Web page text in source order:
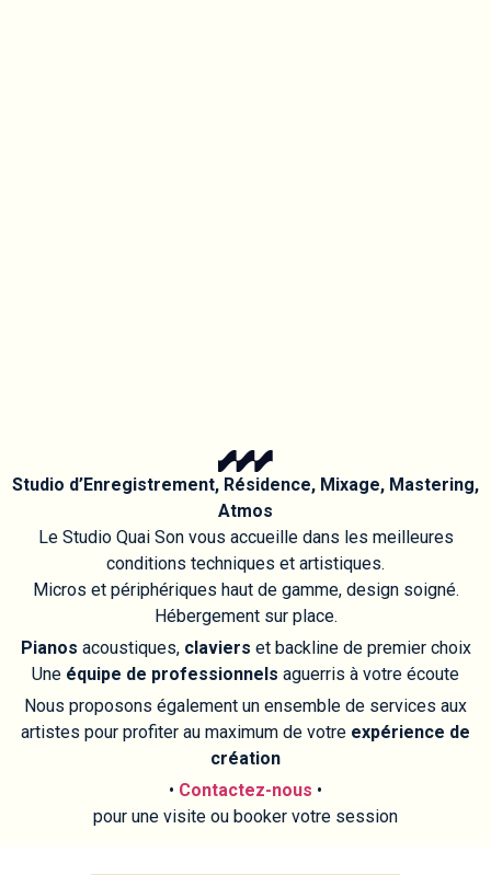
Studio d’Enregistrement, Résidence, Mixage, Mastering,
Atmos
Le Studio Quai Son vous accueille dans les meilleures
conditions techniques et artistiques.
Micros et périphériques haut de gamme, design soigné.
Hébergement sur place.
Pianos acoustiques, claviers et backline de premier choix
Une équipe de professionnels aguerris à votre écoute
Nous proposons également un ensemble de services aux
artistes pour profiter au maximum de votre expérience de
création
• Contactez-nous •
pour une visite ou booker votre session